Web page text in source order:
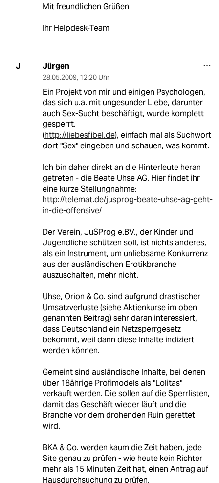
Mit freundlichen Grüßen
Ihr Helpdesk-Team
J Jürgen
28.05.2009, 12:20 Uhr
Ein Projekt von mir und einigen Psychologen,
das sich u.a. mit ungesunder Liebe, darunter
auch Sex-Sucht beschäftigt, wurde komplett
gesperrt.
(http://liebesfibel.de), einfach mal als Suchwort
dort "Sex" eingeben und schauen, was kommt.
Ich bin daher direkt an die Hinterleute heran
getreten - die Beate Uhse AG. Hier findet ihr
eine kurze Stellungnahme:
http://telemat.de/jusprog-beate-uhse-ag-geht-
in-die-offensive/
Der Verein, JuSProg e.BV., der Kinder und
Jugendliche schützen soll, ist nichts anderes,
als ein Instrument, um unliebsame Konkurrenz
aus der ausländischen Erotikbranche
auszuschalten, mehr nicht.
Uhse, Orion & Co. sind aufgrund drastischer
Umsatzverluste (siehe Aktienkurse im oben
genannten Beitrag) sehr daran interessiert,
dass Deutschland ein Netzsperrgesetz
bekommt, weil dann diese Inhalte indiziert
werden können.
Gemeint sind ausländische Inhalte, bei denen
über 18ährige Profimodels als "Lolitas"
verkauft werden. Die sollen auf die Sperrlisten,
damit das Geschäft wieder läuft und die
Branche vor dem drohenden Ruin gerettet
wird.
BKA & Co. werden kaum die Zeit haben, jede
Site genau zu prüfen - wie heute kein Richter
mehr als 15 Minuten Zeit hat, einen Antrag auf
Hausdurchsuchung zu prüfen.